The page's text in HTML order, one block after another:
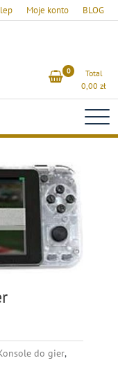
Moje konto BLOG
0
Total
0,00 zł
do gier,